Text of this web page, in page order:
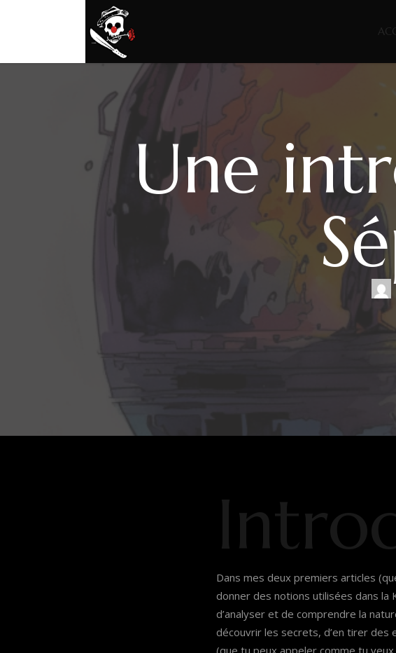
Une
Dans mes deux premiers articles
donner des notions utilisées dans
d’analyser et de comprendre la
découvrir les secrets, d’en tirer